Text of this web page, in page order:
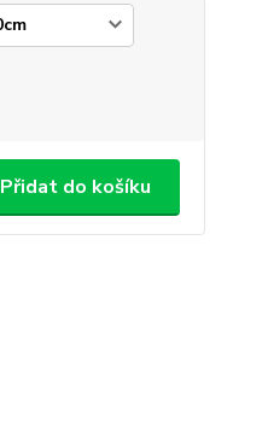
Přidat do košíku